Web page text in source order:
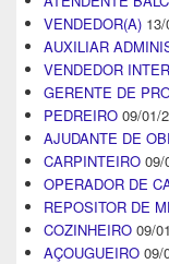
VENDEDOR(A)
AUXILIAR
VENDEDOR
GERENTE DE
PEDREIRO 09/01/
AJUDANTE DE
CARPINTEIRO 09/
OPERADOR DE
REPOSITOR DE
COZINHEIRO 09/
AÇOUGUEIRO 09/